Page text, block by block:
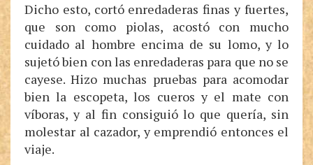
Dicho esto, cortó enredaderas finas y fuertes,
que son como piolas, acostó con mucho
cuidado al hombre encima de su lomo, y lo
sujetó bien con las enredaderas para que no se
cayese. Hizo muchas pruebas para acomodar
bien la escopeta, los cueros y el mate con
víboras, y al fin consiguió lo que quería, sin
molestar al cazador, y emprendió entonces el
viaje.